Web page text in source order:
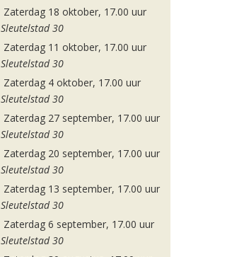
Zaterdag 18 oktober, 17.00 uur
Sleutelstad 30
Zaterdag 11 oktober, 17.00 uur
Sleutelstad 30
Zaterdag 4 oktober, 17.00 uur
Sleutelstad 30
Zaterdag 27 september, 17.00 uur
Sleutelstad 30
Zaterdag 20 september, 17.00 uur
Sleutelstad 30
Zaterdag 13 september, 17.00 uur
Sleutelstad 30
Zaterdag 6 september, 17.00 uur
Sleutelstad 30